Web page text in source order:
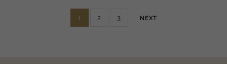
1 2 3 NEXT